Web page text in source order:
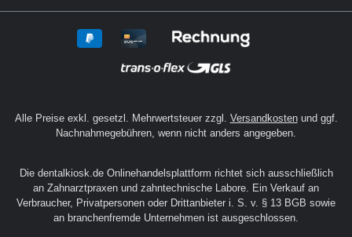
Alle Preise exkl. gesetzl. Mehrwertsteuer zzgl. Versandkostenund ggf.
Nachnahmegebühren, wenn nicht anders angegeben.
Die dentalkiosk.de Onlinehandelsplattform richtet sich ausschließlich
an Zahnarztpraxen und zahntechnische Labore. Ein Verkauf an
Verbraucher, Privatpersonen oder Drittanbieter i. S. v. § 13 BGB sowie
an branchenfremde Unternehmen ist ausgeschlossen.